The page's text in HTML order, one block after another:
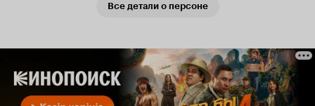
Все детали о персоне